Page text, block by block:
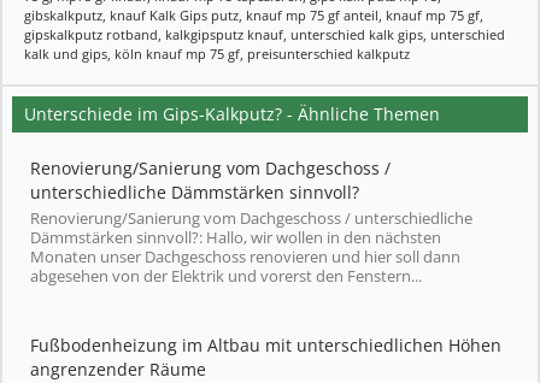
gibskalkputz, knauf Kalk Gips putz, knauf mp 75 gf anteil, knauf mp 75 gf,
gipskalkputz rotband, kalkgipsputz knauf, unterschied kalk gips, unterschied
kalk und gips, köln knauf mp 75 gf, preisunterschied kalkputz
Unterschiede im Gips-Kalkputz? - Ähnliche Themen
Renovierung/Sanierung vom Dachgeschoss /
unterschiedliche Dämmstärken sinnvoll?
Renovierung/Sanierung vom Dachgeschoss / unterschiedliche
Dämmstärken sinnvoll?: Hallo, wir wollen in den nächsten
Monaten unser Dachgeschoss renovieren und hier soll dann
abgesehen von der Elektrik und vorerst den Fenstern...
Fußbodenheizung im Altbau mit unterschiedlichen Höhen
angrenzender Räume